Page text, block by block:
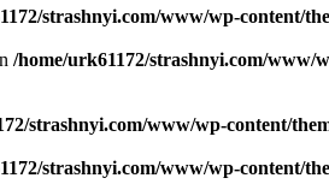
strashnyi.com/www/wp-content/
/home/urk61172/strashnyi.com/www/
strashnyi.com/www/wp-content/
strashnyi.com/www/wp-content/